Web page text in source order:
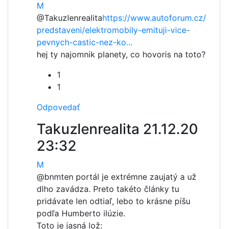
M
@Takuzlenrealitahttps://www.autoforum.cz/
predstaveni/elektromobily-emituji-vice-
pevnych-castic-nez-ko...
hej ty najomnik planety, co hovoris na toto?
1
1
Odpovedať
Takuzlenrealita 21.12.20
23:32
M
@bnmten portál je extrémne zaujatý a už
dlho zavádza. Preto takéto články tu
pridávate len odtiaľ, lebo to krásne píšu
podľa Humberto ilúzie.
Toto je jasná lož: